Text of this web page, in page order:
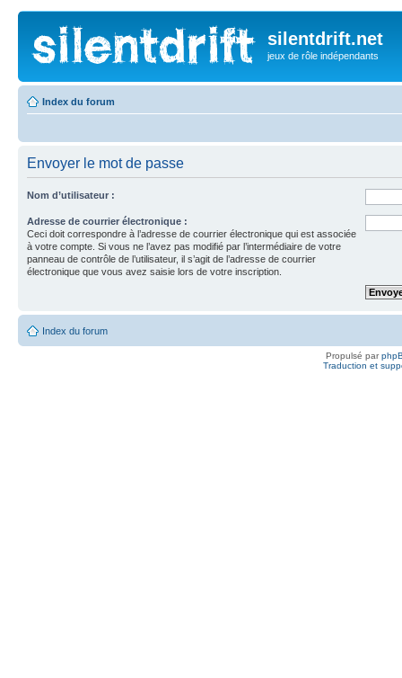
silentdrift.net
jeux de rôle indépendants
Index du forum
Envoyer le mot de passe
Nom d’utilisateur :
Adresse de courrier électronique :
Ceci doit correspondre à l’adresse de courrier électronique qui est associée
à votre compte. Si vous ne l’avez pas modifié par l’intermédiaire de votre
panneau de contrôle de l’utilisateur, il s’agit de l’adresse de courrier
électronique que vous avez saisie lors de votre inscription.
Index du forum
Propulsé par
Traduction et